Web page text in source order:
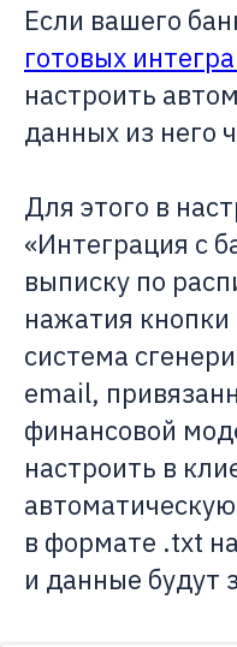
Если вашего
готовых
настроить
данных из него
Для этого в
«Интеграция с
выписку по
нажатия
система
email,
финансовой
настроить в
в формате .txt
и данные будут